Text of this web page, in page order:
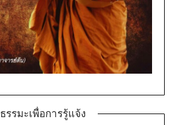
ธรรมะเพื่อการรู้แจ้ง